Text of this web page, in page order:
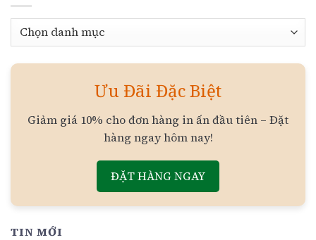
Chuyên
Ưu Đãi Đặc Biệt
Giảm giá 10% cho đơn hàng in ấn đầu tiên – Đặt
hàng ngay hôm nay!
ĐẶT HÀNG NGAY
TIN MỚI